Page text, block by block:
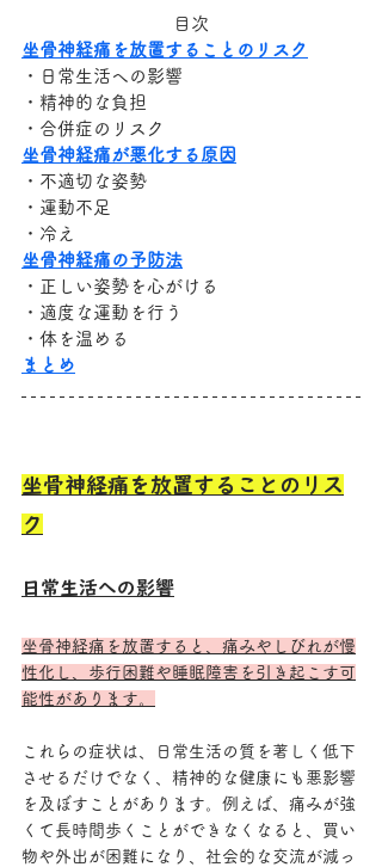
目次
坐骨神経痛を放置することのリスク
・日常生活への影響
・精神的な負担
・合併症のリスク
坐骨神経痛が悪化する原因
・不適切な姿勢
・運動不足
・冷え
坐骨神経痛の予防法
・正しい姿勢を心がける
・適度な運動を行う
・体を温める
まとめ
坐骨神経痛を放置することのリス
ク
日常生活への影響
坐骨神経痛を放置すると、痛みやしびれが慢
性化し、歩行困難や睡眠障害を引き起こす可
能性があります。
これらの症状は、日常生活の質を著しく低下
させるだけでなく、精神的な健康にも悪影響
を及ぼすことがあります。例えば、痛みが強
くて長時間歩くことができなくなると、買い
物や外出が困難になり、社会的な交流が減っ